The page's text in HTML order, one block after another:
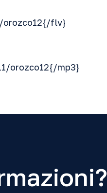
orozco12{/flv}
orozco12{/mp3}